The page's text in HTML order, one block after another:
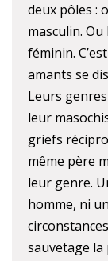
deux pôles :
masculin.
féminin.
amants se
Leurs
leur
griefs
même père
leur genre.
homme, ni
sauvetage